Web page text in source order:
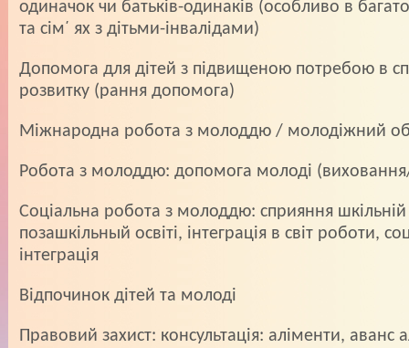
одиначок чи батькiв-одинакiв (особливо в
та сiм̕ ях з дiтьми-iнвалiдами)
Допомога для дiтей з пiдвищеною потребою в
розвитку (рання допомога)
Мiжнародна робота з молоддю / молодiжний
Робота з молоддю: допомога молодi
Соцiальна робота з молоддю: сприяння шкiльнiй
позашкiльный освiтi, iнтеграцiя в свiт роботи,
iнтеграцiя
Вiдпочинок дiтей та молодi
Правовий захист: консультацiя: алiменти, аванс